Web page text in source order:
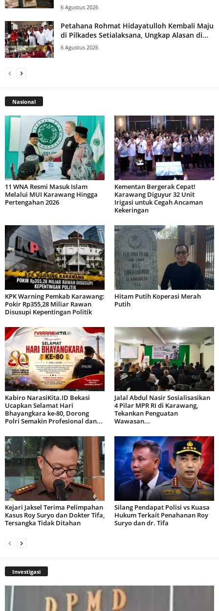
6 Agustus 2026
Petahana Rohmat Hidayatulloh Kembali Maju
di Pilkades Setialaksana, Ungkap Alasan di...
6 Agustus 2026
Nasional
11 WNA Resmi Masuk Islam
Melalui MUI Karawang Hingga
Pertengahan 2026
Kementan Bergerak Cepat!
Karawang Diguyur 32 Unit
Irigasi untuk Cegah Ancaman
Kekeringan
KPK Warning Pemkab Karawang:
Pokir Rp355,28 Miliar Rawan
Disusupi Kepentingan Politik
Hitam Putih Koperasi Merah
Putih
Kabiro NarasiKita.ID Bekasi
Ucapkan Selamat Hari
Bhayangkara ke-80, Dorong
Polri Semakin Profesional dan...
Jalal Abdul Nasir Sosialisasikan
4 Pilar MPR RI di Karawang,
Tekankan Penguatan
Wawasan...
Kejari Jaksel Terima Pelimpahan
Kasus Roy Suryo dan Dokter Tifa,
Tersangka Tidak Ditahan
Silang Pendapat Polisi vs Kuasa
Hukum Terkait Penahanan Roy
Suryo dan dr. Tifa
Investigasi